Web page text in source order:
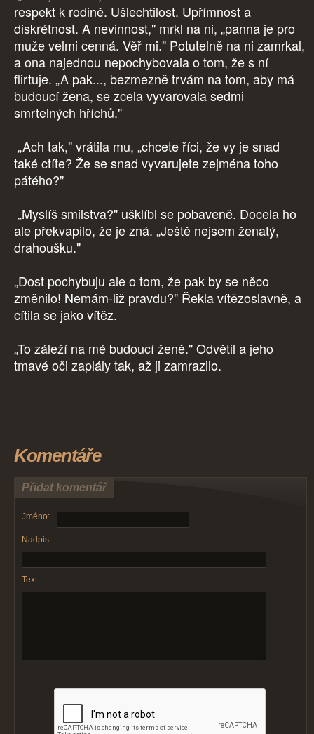
respekt k rodině. Ušlechtilost. Upřímnost a
diskrétnost. A nevinnost," mrkl na ni, „panna je pro
muže velmi cenná. Věř mi." Potutelně na ni zamrkal,
a ona najednou nepochybovala o tom, že s ní
flirtuje. „A pak..., bezmezně trvám na tom, aby má
budoucí žena, se zcela vyvarovala sedmi
smrtelných hříchů."
„Ach tak," vrátila mu, „chcete říci, že vy je snad
také ctíte? Že se snad vyvarujete zejména toho
pátého?"
„Myslíš smilstva?" ušklíbl se pobaveně. Docela ho
ale překvapilo, že je zná. „Ještě nejsem ženatý,
drahoušku."
„Dost pochybuju ale o tom, že pak by se něco
změnilo! Nemám-liž pravdu?" Řekla vítězoslavně, a
cítila se jako vítěz.
„To záleží na mé budoucí ženě." Odvětil a jeho
tmavé oči zaplály tak, až ji zamrazilo.
Komentáře
Přidat komentář
Jméno:
Nadpis:
Text: